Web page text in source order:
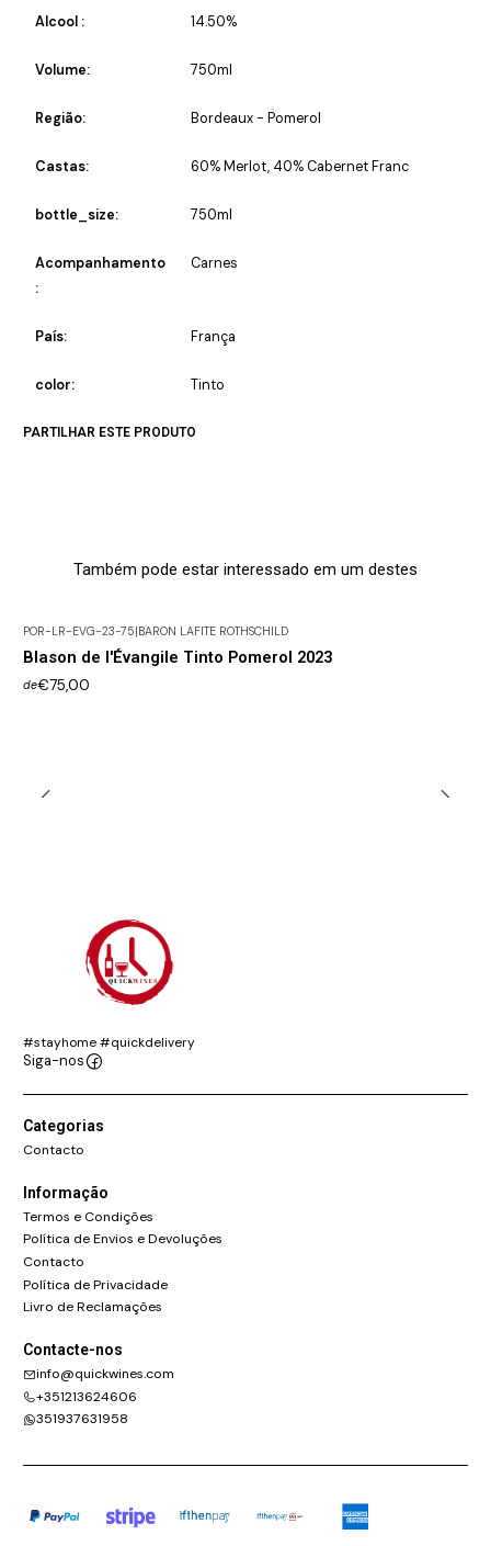
Alcool : 14.50%
Volume: 750ml
Região: Bordeaux - Pomerol
Castas: 60% Merlot, 40% Cabernet Franc
bottle_size: 750ml
Acompanhamento
:
Carnes
País: França
color: Tinto
PARTILHAR ESTE PRODUTO
Também pode estar interessado em um destes
POR-LR-EVG-23-75|BARON LAFITE ROTHSCHILD
Blason de l'Évangile Tinto Pomerol 2023
de€75,00
#stayhome #quickdelivery
Siga-nos
Categorias
Contacto
Informação
Termos e Condições
Política de Envios e Devoluções
Contacto
Política de Privacidade
Livro de Reclamações
Contacte-nos
info@quickwines.com
+351213624606
351937631958